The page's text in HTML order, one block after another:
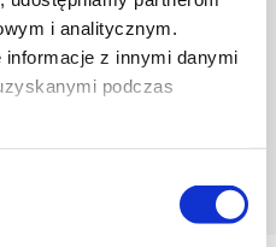
i analitycznym.
informacje z innymi danymi
podczas